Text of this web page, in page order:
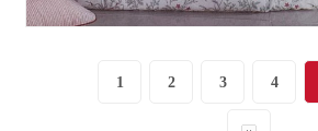
1 2 3 4